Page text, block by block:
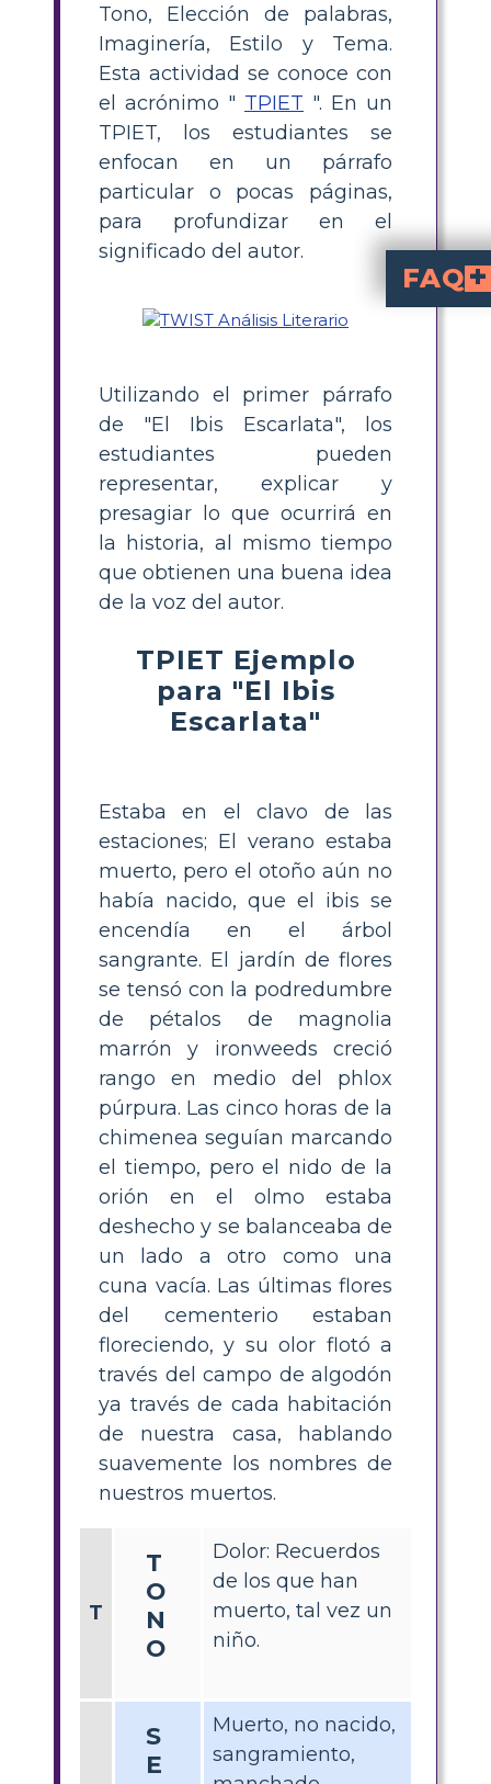
Tono, Elección de palabras,
Imaginería, Estilo y Tema.
Esta actividad se conoce con
el acrónimo " TPIET ". En un
TPIET, los estudiantes se
enfocan en un párrafo
particular o pocas páginas,
para profundizar en el
significado del autor.
Utilizando el primer párrafo
de "El Ibis Escarlata", los
estudiantes pueden
representar, explicar y
presagiar lo que ocurrirá en
la historia, al mismo tiempo
que obtienen una buena idea
de la voz del autor.
TPIET Ejemplo
para "El Ibis
Escarlata"
Estaba en el clavo de las
estaciones; El verano estaba
muerto, pero el otoño aún no
había nacido, que el ibis se
encendía en el árbol
sangrante. El jardín de flores
se tensó con la podredumbre
de pétalos de magnolia
marrón y ironweeds creció
rango en medio del phlox
púrpura. Las cinco horas de la
chimenea seguían marcando
el tiempo, pero el nido de la
orión en el olmo estaba
deshecho y se balanceaba de
un lado a otro como una
cuna vacía. Las últimas flores
del cementerio estaban
floreciendo, y su olor flotó a
través del campo de algodón
ya través de cada habitación
de nuestra casa, hablando
suavemente los nombres de
nuestros muertos.
T
T
O
N
O
Dolor: Recuerdos
de los que han
muerto, tal vez un
niño.
S
E
Muerto, no nacido,
sangramiento,
FAQ